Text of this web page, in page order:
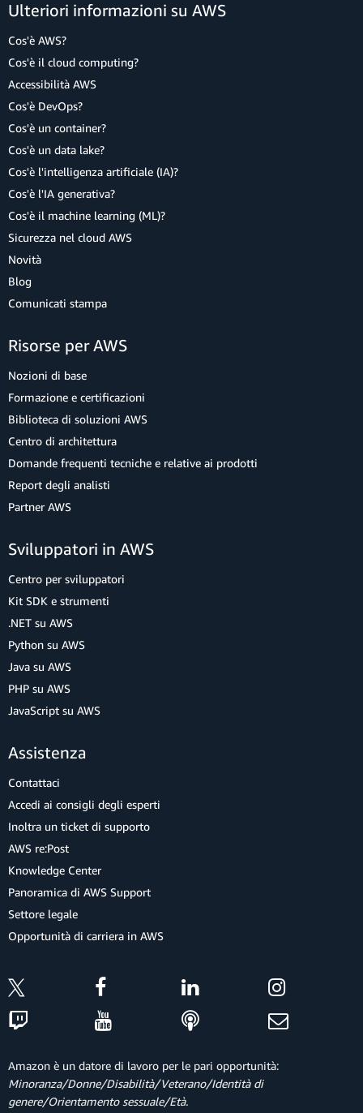
Ulteriori informazioni su AWS
Cos'è AWS?
Cos'è il cloud computing?
Accessibilità AWS
Cos'è DevOps?
Cos'è un container?
Cos'è un data lake?
Cos'è l'intelligenza artificiale (IA)?
Cos'è l'IA generativa?
Cos'è il machine learning (ML)?
Sicurezza nel cloud AWS
Novità
Blog
Comunicati stampa
Risorse per AWS
Nozioni di base
Formazione e certificazioni
Biblioteca di soluzioni AWS
Centro di architettura
Domande frequenti tecniche e relative ai prodotti
Report degli analisti
Partner AWS
Sviluppatori in AWS
Centro per sviluppatori
Kit SDK e strumenti
.NET su AWS
Python su AWS
Java su AWS
PHP su AWS
JavaScript su AWS
Assistenza
Contattaci
Accedi ai consigli degli esperti
Inoltra un ticket di supporto
AWS re:Post
Knowledge Center
Panoramica di AWS Support
Settore legale
Opportunità di carriera in AWS
Amazon è un datore di lavoro per le pari opportunità:
Minoranza/Donne/Disabilità/Veterano/Identità di
genere/Orientamento sessuale/Età.